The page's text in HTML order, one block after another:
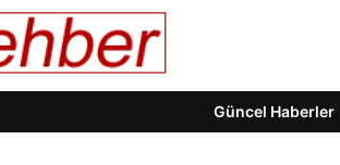
Güncel Haberler